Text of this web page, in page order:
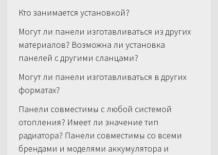
Кто занимается установкой?
Могут ли панели изготавливаться из других
материалов? Возможна ли установка
панелей с другими сланцами?
Могут ли панели изготавливаться в других
форматах?
Панели совместимы с любой системой
отопления? Имеет ли значение тип
радиатора? Панели совместимы со всеми
брендами и моделями аккумулятора и